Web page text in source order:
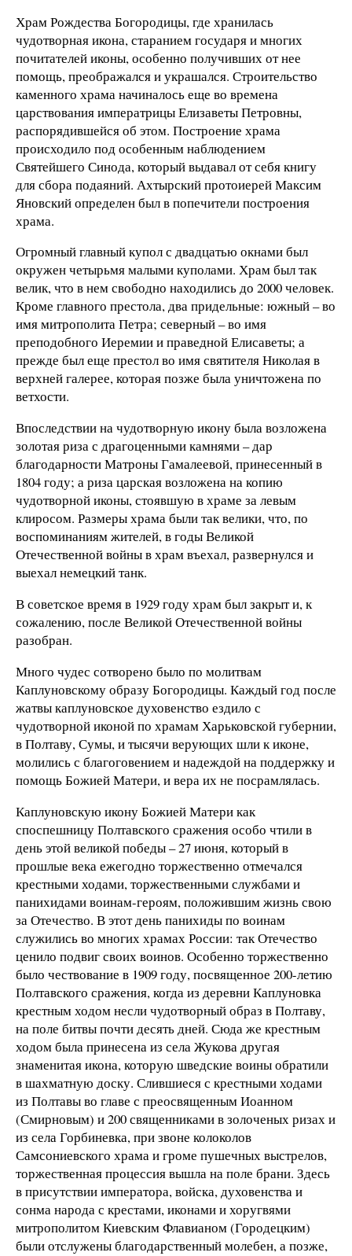
Храм Рождества Богородицы, где хранилась
чудотворная икона, старанием государя и многих
почитателей иконы, особенно получивших от нее
помощь, преображался и украшался. Строительство
каменного храма начиналось еще во времена
царствования императрицы Елизаветы Петровны,
распорядившейся об этом. Построение храма
происходило под особенным наблюдением
Святейшего Синода, который выдавал от себя книгу
для сбора подаяний. Ахтырский протоиерей Максим
Яновский определен был в попечители построения
храма.
Огромный главный купол с двадцатью окнами был
окружен четырьмя малыми куполами. Храм был так
велик, что в нем свободно находились до 2000 человек.
Кроме главного престола, два придельные: южный – во
имя митрополита Петра; северный – во имя
преподобного Иеремии и праведной Елисаветы; а
прежде был еще престол во имя святителя Николая в
верхней галерее, которая позже была уничтожена по
ветхости.
Впоследствии на чудотворную икону была возложена
золотая риза с драгоценными камнями – дар
благодарности Матроны Гамалеевой, принесенный в
1804 году; а риза царская возложена на копию
чудотворной иконы, стоявшую в храме за левым
клиросом. Размеры храма были так велики, что, по
воспоминаниям жителей, в годы Великой
Отечественной войны в храм въехал, развернулся и
выехал немецкий танк.
В советское время в 1929 году храм был закрыт и, к
сожалению, после Великой Отечественной войны
разобран.
Много чудес сотворено было по молитвам
Каплуновскому образу Богородицы. Каждый год после
жатвы каплуновское духовенство ездило с
чудотворной иконой по храмам Харьковской губернии,
в Полтаву, Сумы, и тысячи верующих шли к иконе,
молились с благоговением и надеждой на поддержку и
помощь Божией Матери, и вера их не посрамлялась.
Каплуновскую икону Божией Матери как
споспешницу Полтавского сражения особо чтили в
день этой великой победы – 27 июня, который в
прошлые века ежегодно торжественно отмечался
крестными ходами, торжественными службами и
панихидами воинам-героям, положившим жизнь свою
за Отечество. В этот день панихиды по воинам
служились во многих храмах России: так Отечество
ценило подвиг своих воинов. Особенно торжественно
было чествование в 1909 году, посвященное 200-летию
Полтавского сражения, когда из деревни Каплуновка
крестным ходом несли чудотворный образ в Полтаву,
на поле битвы почти десять дней. Сюда же крестным
ходом была принесена из села Жукова другая
знаменитая икона, которую шведские воины обратили
в шахматную доску. Слившиеся с крестными ходами
из Полтавы во главе с преосвященным Иоанном
(Смирновым) и 200 священниками в золоченых ризах и
из села Горбиневка, при звоне колоколов
Самсониевского храма и громе пушечных выстрелов,
торжественная процессия вышла на поле брани. Здесь
в присутствии императора, войска, духовенства и
сонма народа с крестами, иконами и хоругвями
митрополитом Киевским Флавианом (Городецким)
были отслужены благодарственный молебен, а позже,